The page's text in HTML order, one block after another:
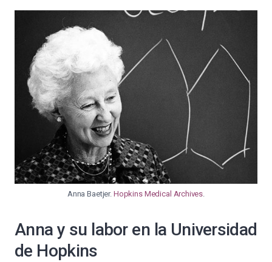
Anna Baetjer.Hopkins Medical Archives.
Anna y su labor en la Universidad
de Hopkins